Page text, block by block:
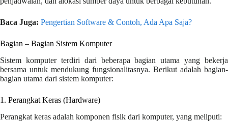
Baca Juga: Pengertian Software & Contoh, Ada Apa Saja?
Bagian – Bagian Sistem Komputer
Sistem komputer terdiri dari beberapa bagian utama yang bekerja
bersama untuk mendukung fungsionalitasnya. Berikut adalah bagian-
bagian utama dari sistem komputer:
1. Perangkat Keras (Hardware)
Perangkat keras adalah komponen fisik dari komputer, yang meliputi: